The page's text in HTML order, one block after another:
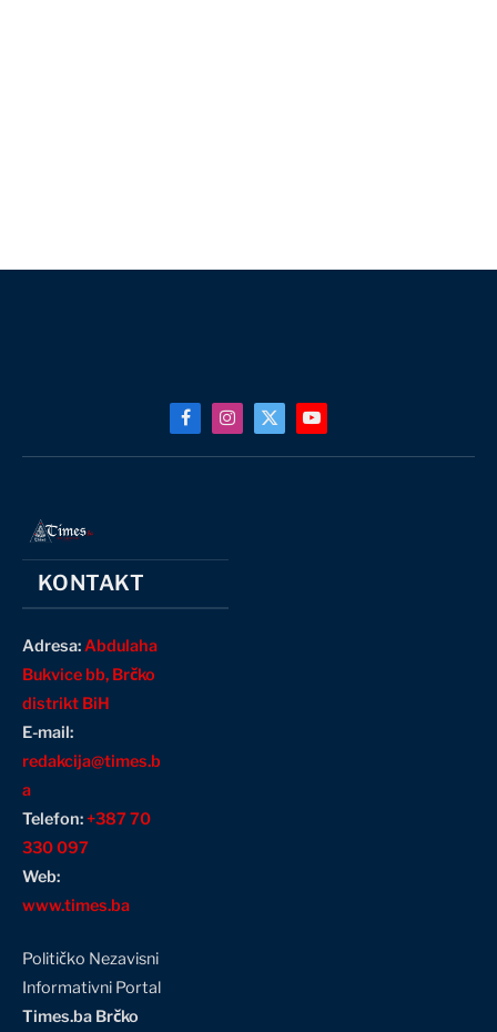
FacebookInstagram
X
YouTube
KONTAKT
Adresa:Abdulaha
Bukvice bb, Brčko
distrikt BiH
E-mail:
redakcija@times.b
a
Telefon:+387 70
330 097
Web:
www.times.ba
Političko Nezavisni
Informativni Portal
Times.ba Brčko